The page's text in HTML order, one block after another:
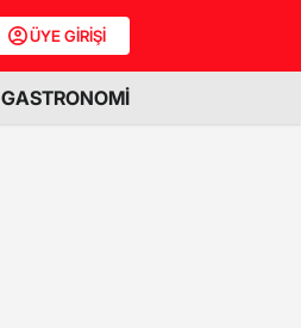
ÜYE GİRİŞİ
GASTRONOMİ